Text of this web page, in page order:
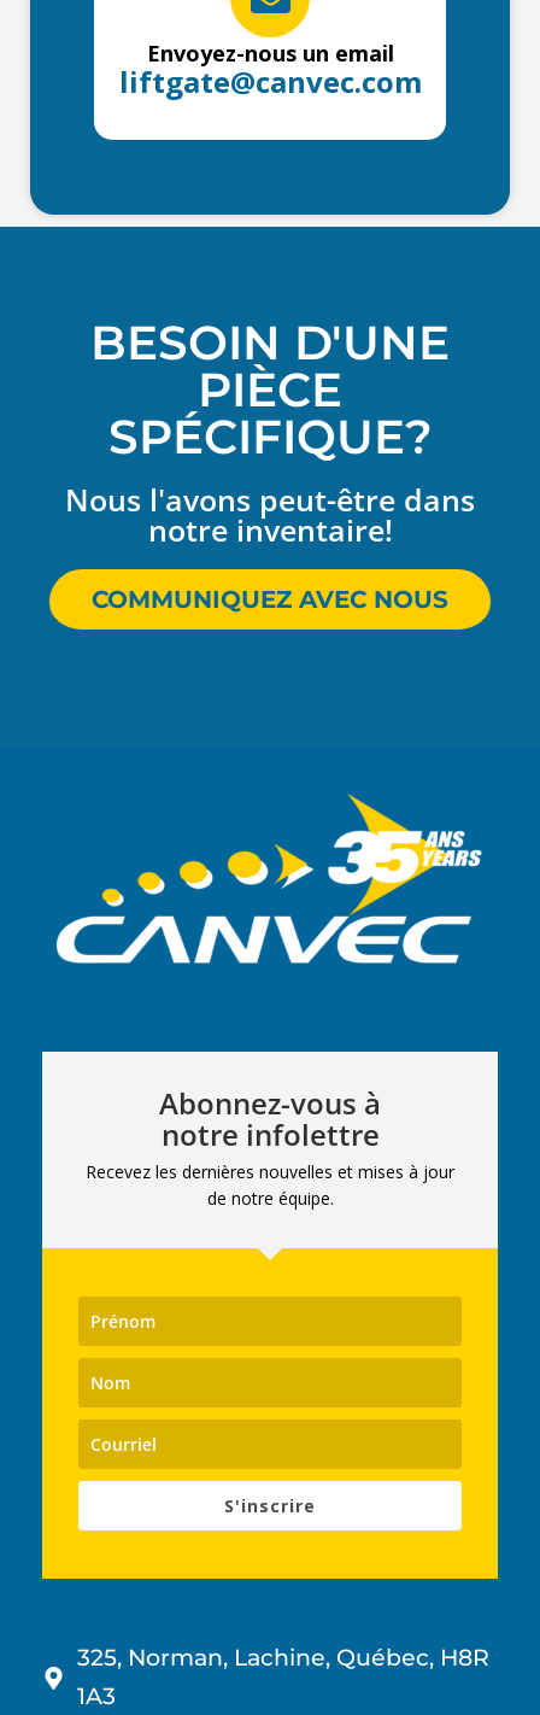
Envoyez-nous un email
liftgate@canvec.com
BESOIN D'UNE
PIÈCE
SPÉCIFIQUE?
Nous l'avons peut-être dans
notre inventaire!
COMMUNIQUEZ AVEC NOUS
Abonnez-vous à
notre infolettre
Recevez les dernières nouvelles et mises à jour
de notre équipe.
S'inscrire
325, Norman, Lachine, Québec, H8R
1A3